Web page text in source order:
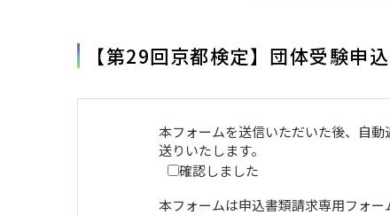
【第29回京都検定】団体受験申
本フォームを送信いただいた後、自
送りいたします。
確認しました
本フォームは申込書類請求専用フォー